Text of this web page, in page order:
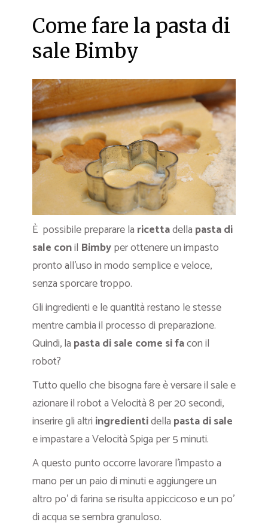
Come fare la pasta di
sale Bimby
È possibile preparare la ricettadella pasta di
sale conil Bimbyper ottenere un impasto
pronto all’uso in modo semplice e veloce,
senza sporcare troppo.
Gli ingredienti e le quantità restano le stesse
mentre cambia il processo di preparazione.
Quindi, la pasta di sale come si facon il
robot?
Tutto quello che bisogna fare è versare il sale e
azionare il robot a Velocità 8 per 20 secondi,
inserire gli altri ingredientidella pasta di sale
e impastare a Velocità Spiga per 5 minuti.
A questo punto occorre lavorare l’impasto a
mano per un paio di minuti e aggiungere un
altro po’ di farina se risulta appiccicoso e un po’
di acqua se sembra granuloso.